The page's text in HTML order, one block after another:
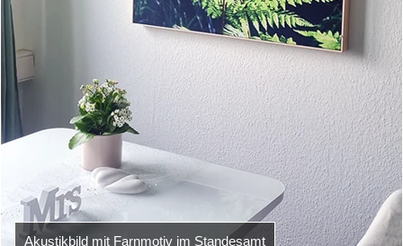
Akustikbild mit Farnmotiv im Standesamt